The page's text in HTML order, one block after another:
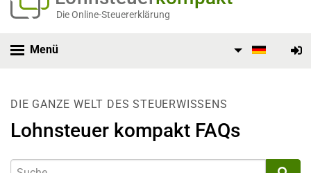
Die Online-Steuererklärung
Menü
DIE GANZE WELT DES STEUERWISSENS
Lohnsteuer kompakt FAQs